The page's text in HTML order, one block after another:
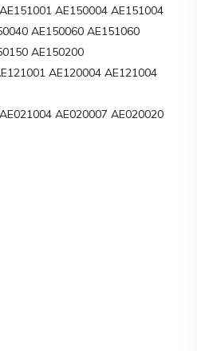
AE150004 AE151004
AE150060 AE151060
AE150200
AE120004 AE121004
AE020007 AE020020